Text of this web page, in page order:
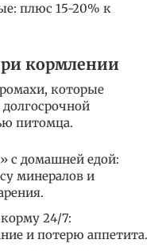
плюс 15-20% к
кормлении
которые
питомца.
с домашней едой:
минералов и
24/7:
и потерю аппетита.